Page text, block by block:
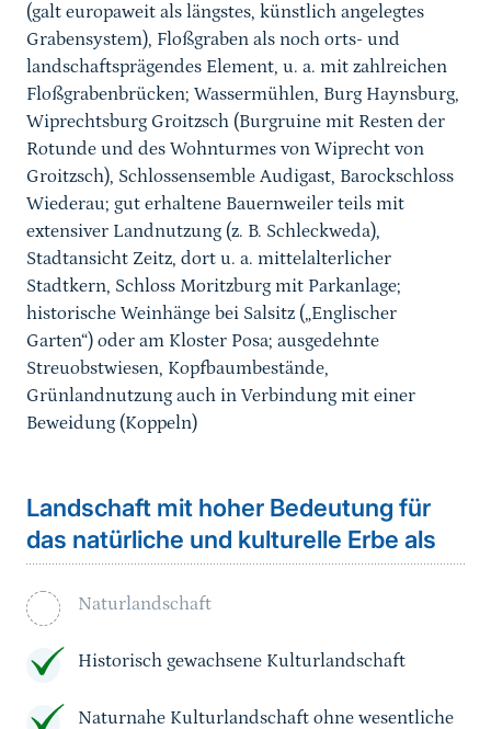
(galt europaweit als längstes, künstlich angelegtes
Grabensystem), Floßgraben als noch orts- und
landschaftsprägendes Element, u. a. mit zahlreichen
Floßgrabenbrücken; Wassermühlen, Burg Haynsburg,
Wiprechtsburg Groitzsch (Burgruine mit Resten der
Rotunde und des Wohnturmes von Wiprecht von
Groitzsch), Schlossensemble Audigast, Barockschloss
Wiederau; gut erhaltene Bauernweiler teils mit
extensiver Landnutzung (z. B. Schleckweda),
Stadtansicht Zeitz, dort u. a. mittelalterlicher
Stadtkern, Schloss Moritzburg mit Parkanlage;
historische Weinhänge bei Salsitz („Englischer
Garten“) oder am Kloster Posa; ausgedehnte
Streuobstwiesen, Kopfbaumbestände,
Grünlandnutzung auch in Verbindung mit einer
Beweidung (Koppeln)
Landschaft mit hoher Bedeutung für
das natürliche und kulturelle Erbe als
Naturlandschaft
Historisch gewachsene Kulturlandschaft
Naturnahe Kulturlandschaft ohne wesentliche